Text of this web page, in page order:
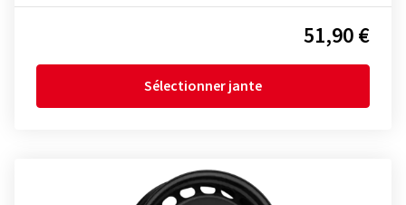
51,90 €
Sélectionner jante